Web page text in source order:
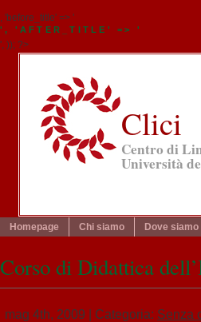
, 'before_title' => '
', 'AFTER_TITLE' => '
', )); ?>
Clici
Centro di
Università
Homepage Chi siamo Dove siamo
Corso di Didattica
mag 4th, 2009 | Categoria: Senza